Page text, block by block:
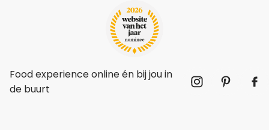
Food experience online én bij jou in
de buurt